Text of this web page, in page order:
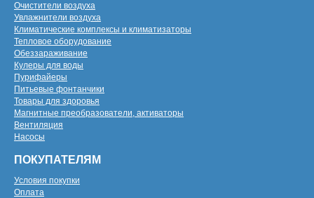
Очистители воздуха
Увлажнители воздуха
Климатические комплексы и климатизаторы
Тепловое оборудование
Обеззараживание
Кулеры для воды
Пурифайеры
Питьевые фонтанчики
Товары для здоровья
Магнитные преобразователи, активаторы
Вентиляция
Насосы
ПОКУПАТЕЛЯМ
Условия покупки
Оплата